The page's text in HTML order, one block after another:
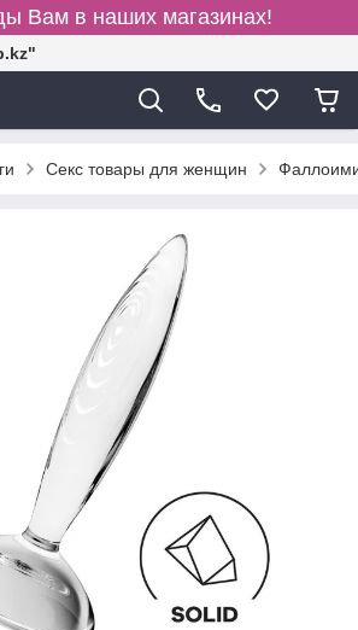
Вам в наших магазинах!
Секс товары для женщин